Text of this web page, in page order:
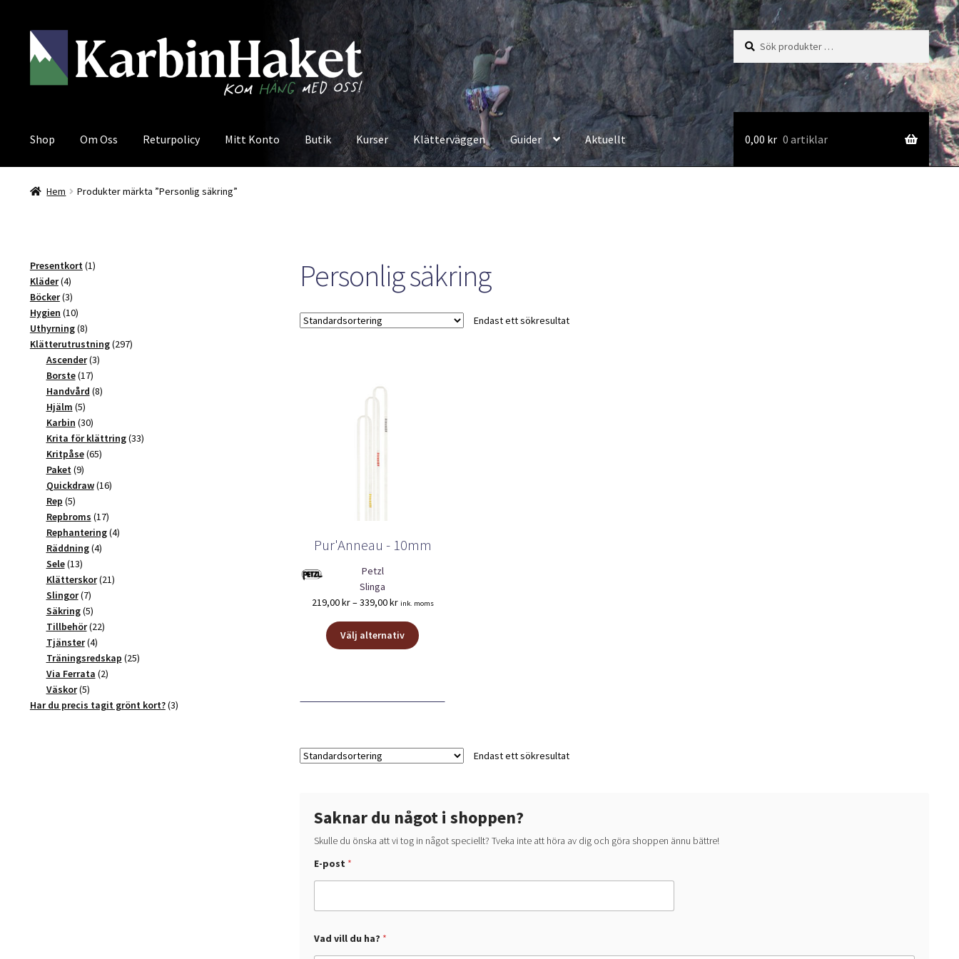
Hoppa
till
navigering
Hoppa
till
innehåll
Sök
efter:
Sök
Shop Om Oss Returpolicy Mitt Konto Butik Kurser Klätterväggen Guider Aktuellt 0,00 kr 0 artiklar
Hem Produkter märkta ”Personlig säkring”
Personlig säkring
Endast ett sökresultat
Pur'Anneau - 10mm
Petzl
Slinga
219,00kr–339,00krPrisintervall:
till
339,00 kr
ink. moms
Välj alternativ
Den
här
alternativen
produktsidan
Endast ett sökresultat
Saknar du något i shoppen?
Skulle du önska att vi tog in något speciellt? Tveka inte att höra av dig och göra shoppen ännu bättre!
h
a
E-post *
Vad vill du ha? *
Presentkort 11
Kläder 44
produkter
Böcker 33
produkter
Hygien 1010
produkter
Uthyrning 88
produkter
Klätterutrustning 297297
Ascender 33
Borste 1717
produkter
Handvård 88
Hjälm 55
produkter
Karbin 3030
produkter
Krita för klättring 3333
Kritpåse 6565
Paket 99
produkter
Quickdraw 1616
Rep 55
produkter
Repbroms 1717
produkter
Rephantering 44
Räddning 44
Sele 1313
produkter
Klätterskor 2121
Slingor 77
produkter
Säkring 55
produkter
Tillbehör 2222
Tjänster 44
produkter
Träningsredskap 2525
Via Ferrata 22
Väskor 55
produkter
Har du precis tagit grönt kort? 33